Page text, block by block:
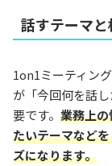
話すテーマと
1on1ミーティン
が「今回何を話
要です。 業務上
たいテーマなど
ズになります。